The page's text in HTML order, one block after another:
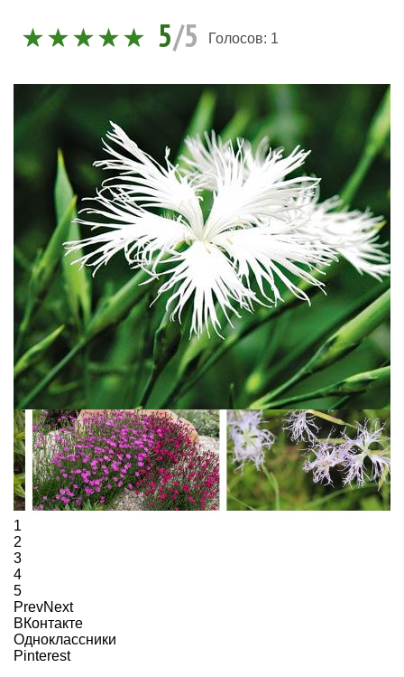
5/5 Голосов: 1
1
2
3
4
5
PrevNext
ВКонтакте
Одноклассники
Pinterest